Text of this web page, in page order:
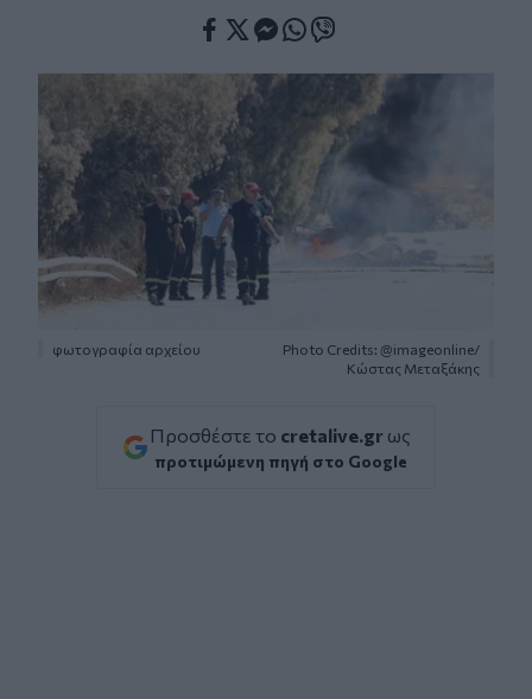
φωτογραφία αρχείου
Photo Credits: @imageonline/
Κώστας Μεταξάκης
Προσθέστε το cretalive.gr ως
προτιμώμενη πηγή στο Google